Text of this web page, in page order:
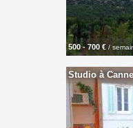
500 - 700 € /
Studio à